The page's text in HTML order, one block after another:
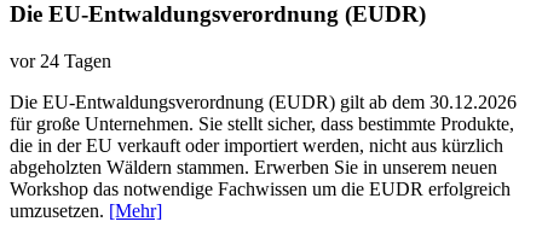
Die EU-Entwaldungsverordnung (EUDR)
vor 24 Tagen
Die EU-Entwaldungsverordnung (EUDR) gilt ab dem 30.12.2026
für große Unternehmen. Sie stellt sicher, dass bestimmte Produkte,
die in der EU verkauft oder importiert werden, nicht aus kürzlich
abgeholzten Wäldern stammen. Erwerben Sie in unserem neuen
Workshop das notwendige Fachwissen um die EUDR erfolgreich
umzusetzen. [Mehr]